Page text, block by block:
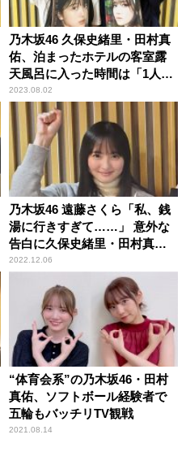
乃木坂46 久保史緒里・田村真
佑、泊まったホテルの客室露
天風呂に入った時間は「1人3
分」
2023.08.02
乃木坂46 遠藤さくら「私、銭
湯に行きすぎて……」 意外な
告白に久保史緒里・田村真佑
もびっくり
2022.12.06
“体育会系”の乃木坂46・田村
真佑、ソフトボール経験者で
五輪もバッチリTV観戦
2021.08.14